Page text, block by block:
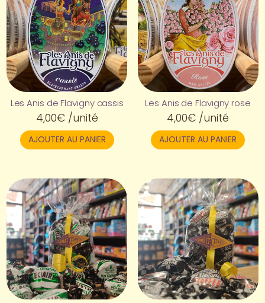
Les Anis de Flavigny cassis
4,00€ /unité
AJOUTER AU PANIER
Les Anis de Flavigny rose
4,00€ /unité
AJOUTER AU PANIER